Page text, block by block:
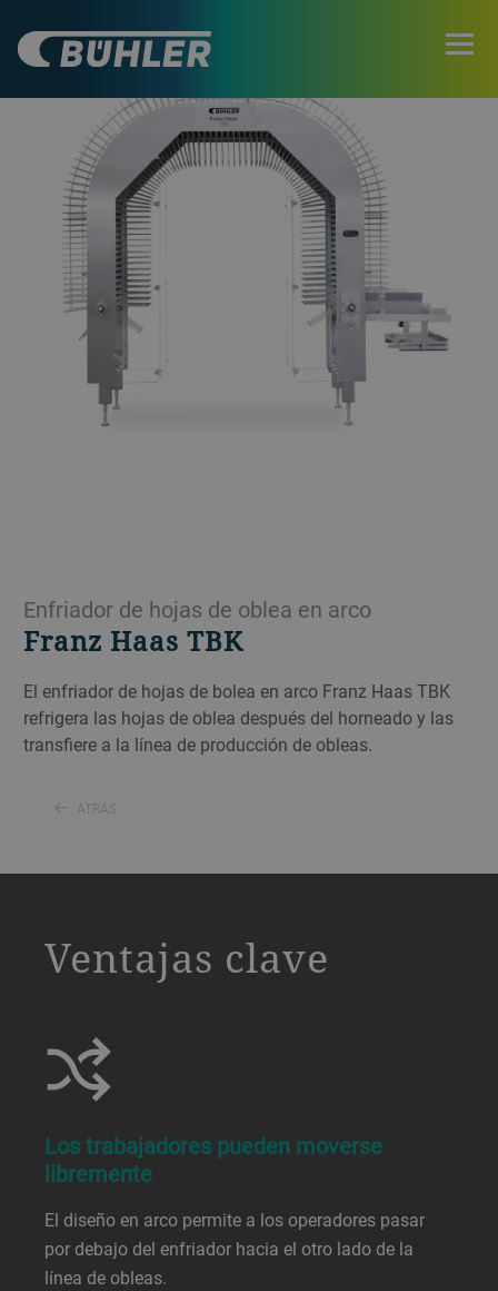
Enfriador de hojas de oblea en arco
Franz Haas TBK
El enfriador de hojas de bolea en arco Franz Haas TBK
refrigera las hojas de oblea después del horneado y las
transfiere a la línea de producción de obleas.
ATRÁS
Ventajas clave
Los trabajadores pueden moverse
libremente
El diseño en arco permite a los operadores pasar
por debajo del enfriador hacia el otro lado de la
línea de obleas.